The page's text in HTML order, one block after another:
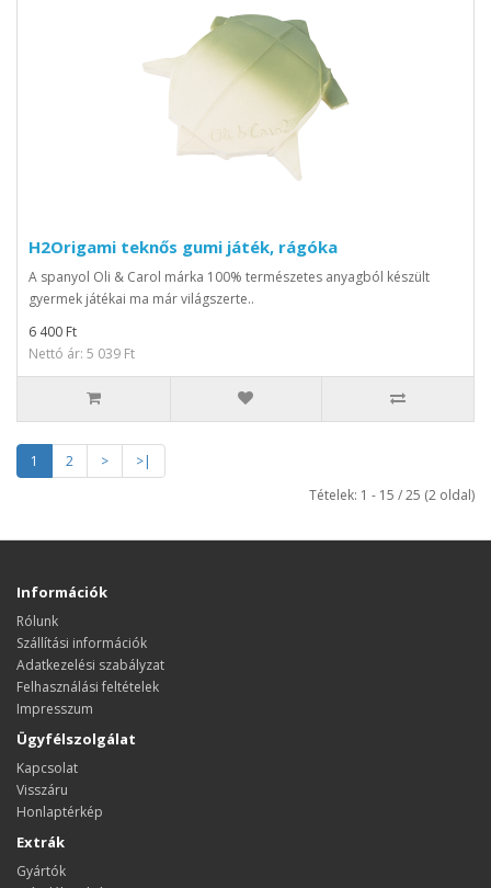
H2Origami teknős gumi játék, rágóka
A spanyol Oli & Carol márka 100% természetes anyagból készült
gyermek játékai ma már világszerte..
6 400 Ft
Nettó ár: 5 039 Ft
1 2 >
>|
Tételek: 1 - 15 / 25 (2 oldal)
Információk
Rólunk
Szállítási információk
Adatkezelési szabályzat
Felhasználási feltételek
Impresszum
Ügyfélszolgálat
Kapcsolat
Visszáru
Honlaptérkép
Extrák
Gyártók